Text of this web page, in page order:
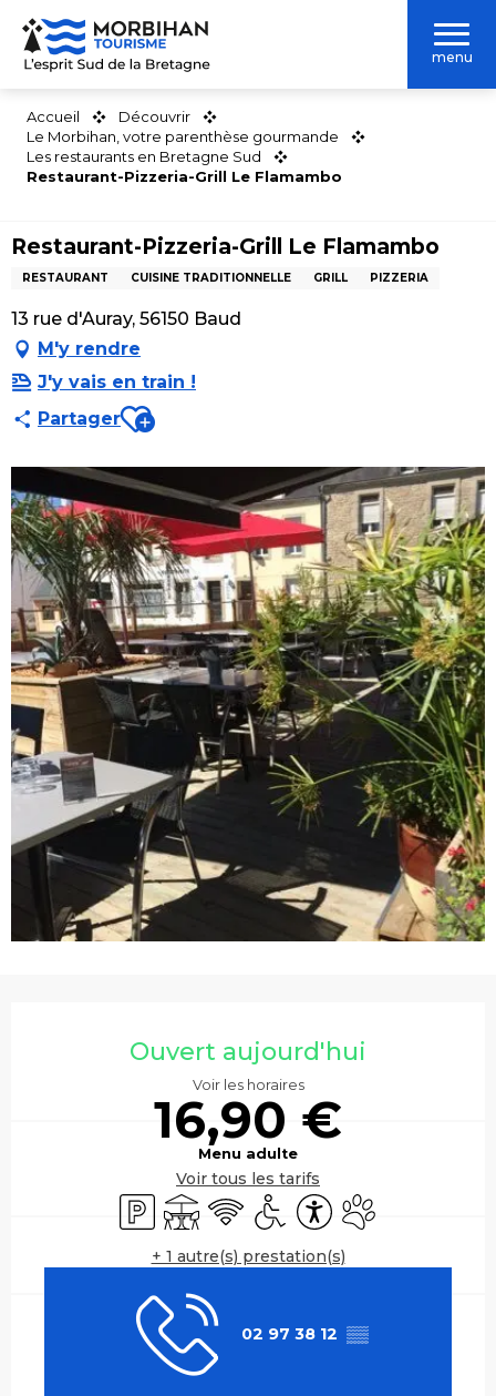
Aller
contenu
menu
Accueil
Découvrir
Le Morbihan, votre parenthèse gourmande
Les restaurants en Bretagne Sud
Restaurant-Pizzeria-Grill Le Flamambo
Restaurant-Pizzeria-Grill Le Flamambo
RESTAURANT CUISINE TRADITIONNELLE GRILL PIZZERIA
13 rue d'Auray, 56150 Baud
M'y rendre
J'y vais en train !
PartagerAjouter aux favoris
Ouvert aujourd'hui
Voir les horaires
16,90 €
Menu adulte
Voir tous les tarifs
ParkingTerrasse
WiFi Accès handicapés
Accessibilité
Animaux
+ 1 autre(s) prestation(s)
02 97 38 12 ▒▒